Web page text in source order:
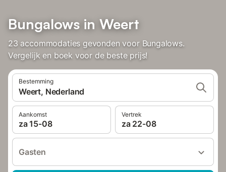
Bungalows in Weert
23 accommodaties gevonden voor Bungalows.
Vergelijk en boek voor de beste prijs!
Bestemming
Weert, Nederland
Aankomst
za 15-08
Vertrek
za 22-08
Gasten